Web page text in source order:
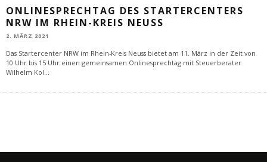
ONLINESPRECHTAG DES STARTERCENTERS
NRW IM RHEIN-KREIS NEUSS
2. MÄRZ 2021
Das Startercenter NRW im Rhein-Kreis Neuss bietet am 11. März in der Zeit von
10 Uhr bis 15 Uhr einen gemeinsamen Onlinesprechtag mit Steuerberater
Wilhelm Kol...